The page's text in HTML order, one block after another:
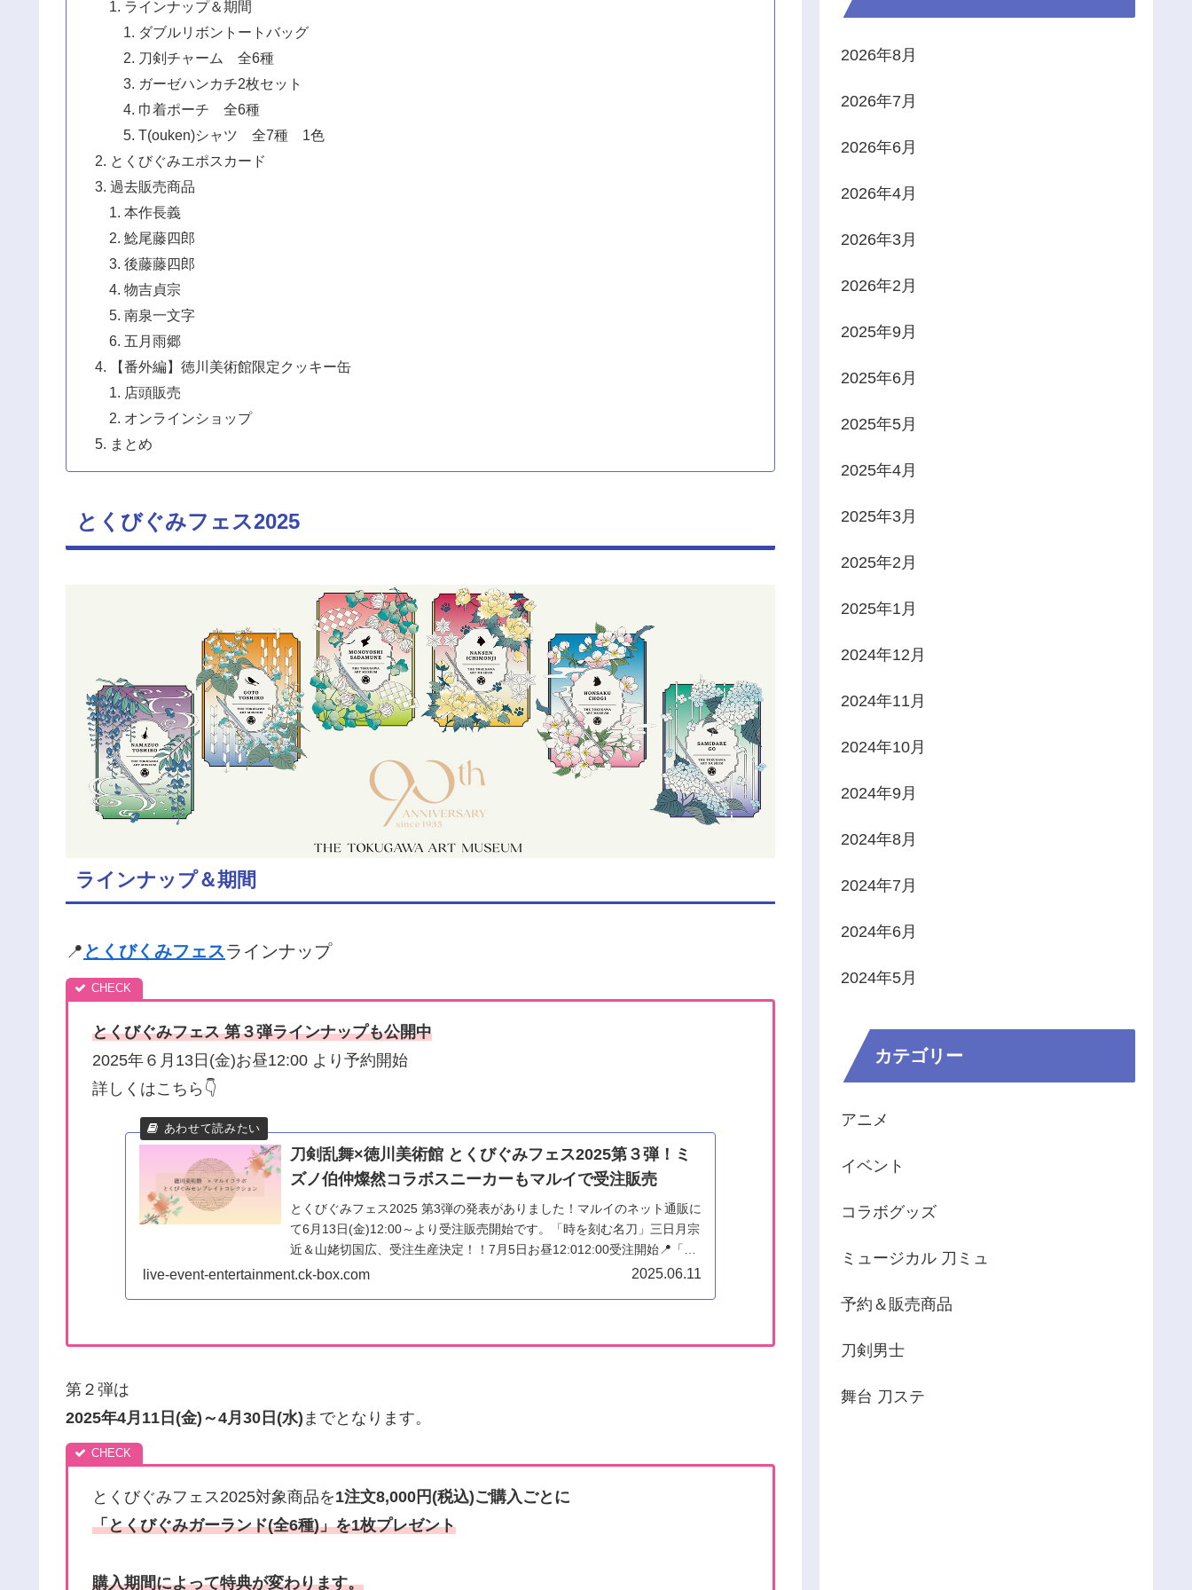
ラインナップ＆期間
ダブルリボントートバッグ
刀剣チャーム 全6種
ガーゼハンカチ2枚セット
巾着ポーチ 全6種
T(ouken)シャツ 全7種 1色
とくびぐみエポスカード
過去販売商品
本作長義
鯰尾藤四郎
後藤藤四郎
物吉貞宗
南泉一文字
五月雨郷
【番外編】徳川美術館限定クッキー缶
店頭販売
オンラインショップ
まとめ
とくびぐみフェス2025
ラインナップ＆期間
📍 とくびくみフェスラインナップ
とくびぐみフェス 第３弾ラインナップも公開中
2025年６月13日(金)お昼12:00 より予約開始
詳しくはこちら👇
刀剣乱舞×徳川美術館 とくびぐみフェス2025第３弾！ミ
ズノ伯仲燦然コラボスニーカーもマルイで受注販売
とくびぐみフェス2025 第3弾の発表がありました！マルイのネット通販に
て6月13日(金)12:00～より受注販売開始です。「時を刻む名刀」三日月宗
近＆山姥切国広、受注生産決定！！7月5日お昼12:012:00受注開始📍「時
を刻む名刀」はこ...
live-event-entertainment.ck-box.com 2025.06.11
第２弾は
2025年4月11日(金)～4月30日(水) までとなります。
とくびぐみフェス2025対象商品を1注文8,000円(税込)ご購入ごとに
「とくびぐみガーランド(全6種)」を1枚プレゼント
購入期間によって特典が変わります。
2026年8月
2026年7月
2026年6月
2026年4月
2026年3月
2026年2月
2025年9月
2025年6月
2025年5月
2025年4月
2025年3月
2025年2月
2025年1月
2024年12月
2024年11月
2024年10月
2024年9月
2024年8月
2024年7月
2024年6月
2024年5月
カテゴリー
アニメ
イベント
コラボグッズ
ミュージカル 刀ミュ
予約＆販売商品
刀剣男士
舞台 刀ステ